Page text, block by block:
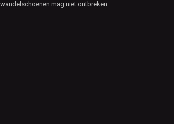
wandelschoenen mag niet ontbreken.